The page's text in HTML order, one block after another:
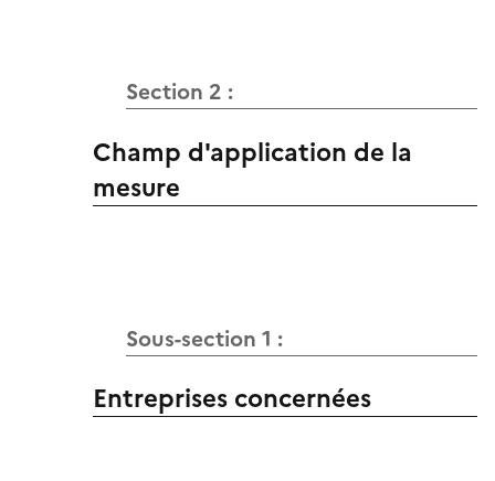
Section 2 :
Champ d'application de la
mesure
Sous-section 1 :
Entreprises concernées